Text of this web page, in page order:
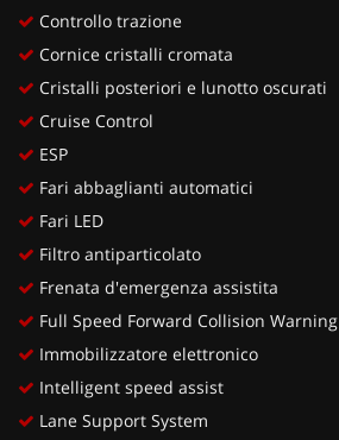
Controllo trazione
Cornice cristalli cromata
Cristalli posteriori e lunotto oscurati
Cruise Control
ESP
Fari abbaglianti automatici
Fari LED
Filtro antiparticolato
Frenata d'emergenza assistita
Full Speed Forward Collision Warning
Immobilizzatore elettronico
Intelligent speed assist
Lane Support System